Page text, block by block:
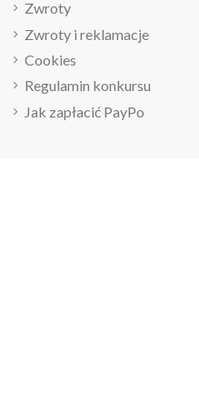
Zwroty
Zwroty i reklamacje
Cookies
Regulamin konkursu
Jak zapłacić PayPo